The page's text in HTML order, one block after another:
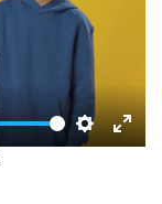
Settings